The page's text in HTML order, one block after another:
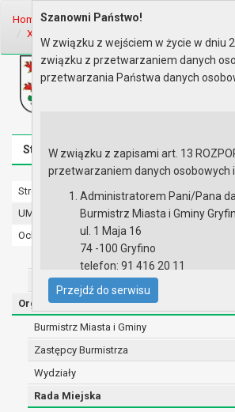
Home Organy Rada Miejska
XIV sesja Rady - 04.10.2007
Biuletyn Informacji
Urząd Miasta i
Strona główna Mapa serwisu
Strona główna
UMiG - telefony wewnętrzne
Ochrona danych osobowych
Urząd Miasta i Gminy w Gryfinie
Straż Miejska
Organy
Burmistrz Miasta i Gminy
Zastępcy Burmistrza
Wydziały
Rada Miejska
Szanowni Państwo!
W związku z wejściem w życie w dniu
związku z przetwarzaniem danych
przetwarzania Państwa danych
W związku z zapisami art. 13
przetwarzaniem danych osobowych
Administratorem Pani/Pana
Burmistrz Miasta i Gminy
ul. 1 Maja 16
74 -100 Gryfino
telefon: 91 416 20 11
e-mail:
burmistrz@gryfino.pl
Dane kontaktowe Inspektora
telefon: 91 416 20 11
e-mail:iod@gryfino.pl
Pani/Pana dane osobowe
realizacji zadań
szeregu ustaw
zawarcia i realizacji
Przejdź do serwisu